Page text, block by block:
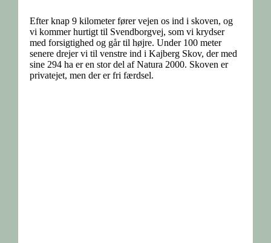
Efter knap 9 kilometer fører vejen os ind i skoven, og
vi kommer hurtigt til Svendborgvej, som vi krydser
med forsigtighed og går til højre. Under 100 meter
senere drejer vi til venstre ind i Kajberg Skov, der med
sine 294 ha er en stor del af Natura 2000. Skoven er
privatejet, men der er fri færdsel.